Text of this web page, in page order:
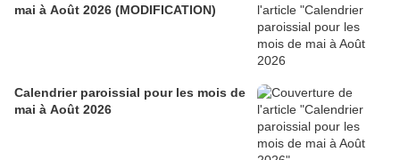
mai à Août 2026 (MODIFICATION)
Calendrier paroissial pour les mois de
mai à Août 2026